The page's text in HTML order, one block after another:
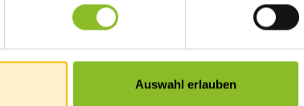
Auswahl erlauben
Aus allen 14 Regio-Mitgliedsgemeinden
sowie zu verbesserten
wurde daher seitens des Regio-Vorstandes -
ausgesprochen.